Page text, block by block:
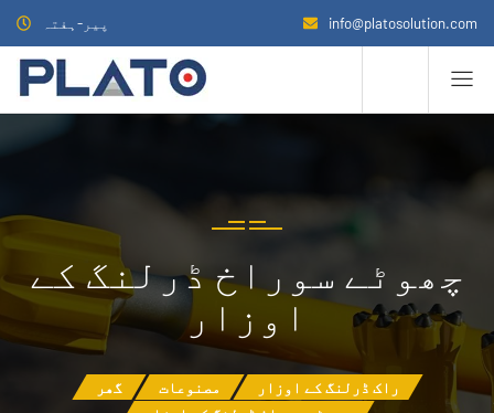
پیر-ہفتہ info@platosolution.com
چھوٹے سوراخ ڈرلنگ کے
اوزار
گھر مصنوعات
راک ڈرلنگ کے اوزار